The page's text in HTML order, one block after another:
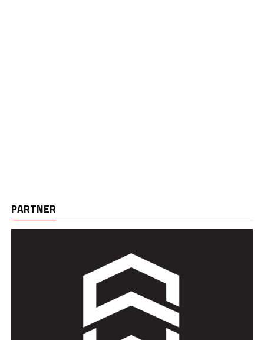
PARTNER